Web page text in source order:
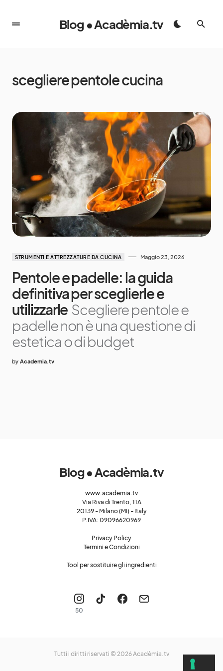
Blog • Acadèmia.tv
scegliere pentole cucina
STRUMENTI E ATTREZZATURE DA CUCINA Maggio 23, 2026
Pentole e padelle: la guida
definitiva per sceglierle e
utilizzarle Scegliere pentole e
padelle non è una questione di
estetica o di budget
by Academia.tv
Blog • Acadèmia.tv
www.academia.tv
Via Riva di Trento, 11A
20139 - Milano (MI) - Italy
P.IVA: 09096620969
Privacy Policy
Termini e Condizioni
Tool per sostituire gli ingredienti
50
Tutti i diritti riservati © 2026Acadèmia.tv